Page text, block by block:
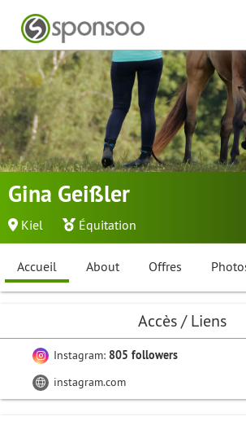
Gina Geißler
Kiel Équitation
Accueil About Offres
Accès / Liens
Instagram: 805 followers
instagram.com